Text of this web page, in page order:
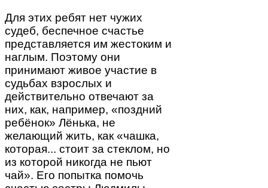
Для этих ребят нет чужих
судеб, беспечное счастье
представляется им жестоким и
наглым. Поэтому они
принимают живое участие в
судьбах взрослых и
действительно отвечают за
них, как, например, «поздний
ребёнок» Лёнька, не
желающий жить, как «чашка,
которая... стоит за стеклом, но
из которой никогда не пьют
чай». Его попытка помочь